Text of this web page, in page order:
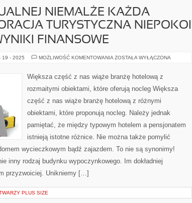
NIEMALŻE KAŻDA
TURYSTYCZNA NIEPOKOI
FINANSOWE
19 - 2025 MOŻLIWOŚĆ KOMENTOWANIA W
NIEMALŻE
KAŻDA
KORPORACJA
NIEPOKOI
O
SWOJE
WYNIKI
FINANSOWE
ZOSTAŁA WYŁĄCZONA
Większa część z nas wiąże branżę hotelową z
rozmaitymi obiektami, które oferują nocleg Większa
część z nas wiąże branżę hotelową z różnymi
obiektami, które proponują nocleg. Należy jednak
pamiętać, że między typowym hotelem a pensjonatem
istnieją istotne różnice. Nie można także pomylić
wycieczkowym bądź zajazdem. To nie są synonimy!
inny rodzaj budynku wypoczynkowego. Im dokładniej
przyzwoiciej. Unikniemy […]
PLUS SIZE